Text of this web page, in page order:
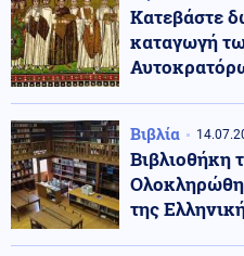
Κατεβάστε
καταγωγή
Βιβλία
Βιβλιοθήκη
της